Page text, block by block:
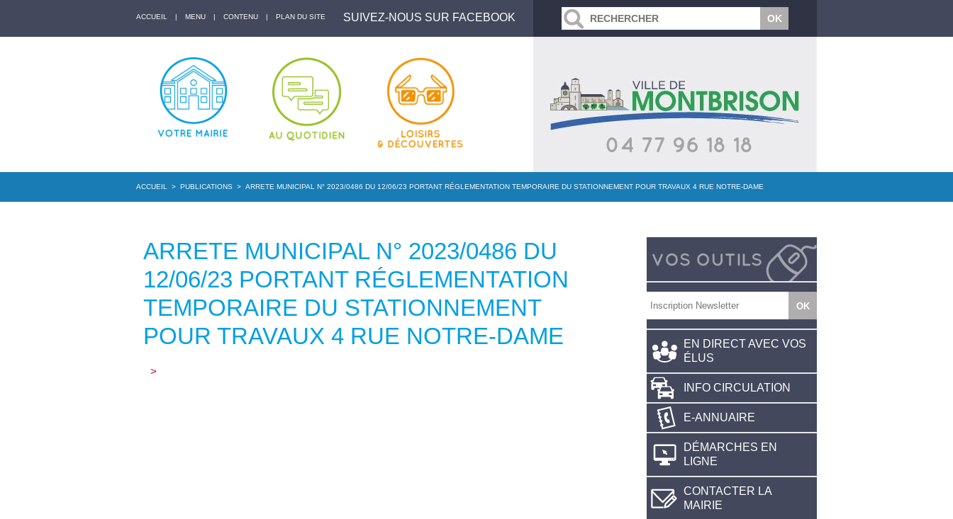
ACCUEIL | MENU | CONTENU | PLAN DU SITE SUIVEZ-NOUS SUR FACEBOOK
ACCUEIL > PUBLICATIONS > ARRETE MUNICIPAL N° 2023/0486 DU 12/06/23 PORTANT RÉGLEMENTATION TEMPORAIRE DU STATIONNEMENT POUR TRAVAUX 4 RUE NOTRE-DAME
ARRETE MUNICIPAL N° 2023/0486 DU
12/06/23 PORTANT RÉGLEMENTATION
TEMPORAIRE DU STATIONNEMENT
POUR TRAVAUX 4 RUE NOTRE-DAME
>
EN DIRECT AVEC VOS
ÉLUS
INFO CIRCULATION
E-ANNUAIRE
DÉMARCHES EN
LIGNE
CONTACTER LA
MAIRIE